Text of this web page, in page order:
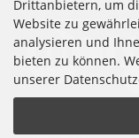
Drittanbietern, um
Website zu
analysieren und
bieten zu können.
unserer